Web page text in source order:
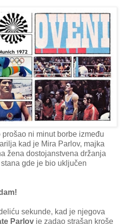
prošao ni minut borbe između
kad je Mira Parlov, majka
žena dostojanstvena držanja
gde je bio uključen
sekunde, kad je njegova
Parlov je zadao strašan kroše